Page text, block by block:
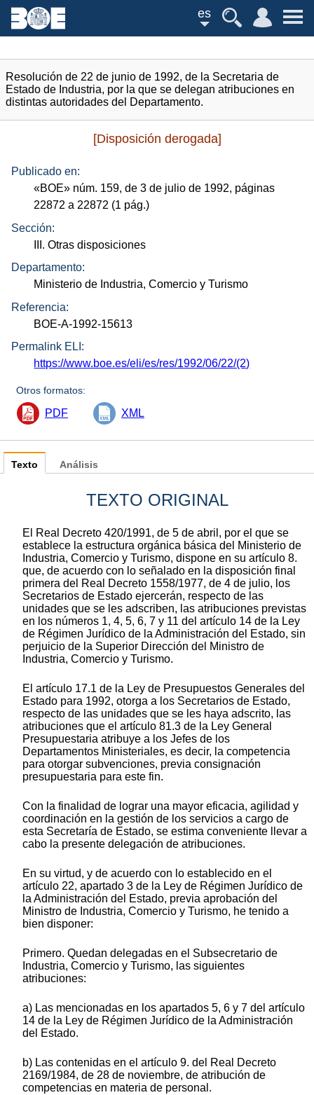
es
Resolución de 22 de junio de 1992, de la Secretaria de
Estado de Industria, por la que se delegan atribuciones en
distintas autoridades del Departamento.
[Disposición derogada]
Publicado en:
«BOE» núm. 159, de 3 de julio de 1992, páginas
22872 a 22872 (1 pág.)
Sección:
III. Otras disposiciones
Departamento:
Ministerio de Industria, Comercio y Turismo
Referencia:
BOE-A-1992-15613
Permalink ELI:
https://www.boe.es/eli/es/res/1992/06/22/(2)
Otros formatos:
PDF XML
Texto
TEXTO ORIGINAL
El Real Decreto 420/1991, de 5 de abril, por el que se
establece la estructura orgánica básica del Ministerio de
Industria, Comercio y Turismo, dispone en su artículo 8.
que, de acuerdo con lo señalado en la disposición final
primera del Real Decreto 1558/1977, de 4 de julio, los
Secretarios de Estado ejercerán, respecto de las
unidades que se les adscriben, las atribuciones previstas
en los números 1, 4, 5, 6, 7 y 11 del artículo 14 de la Ley
de Régimen Jurídico de la Administración del Estado, sin
perjuicio de la Superior Dirección del Ministro de
Industria, Comercio y Turismo.
El artículo 17.1 de la Ley de Presupuestos Generales del
Estado para 1992, otorga a los Secretarios de Estado,
respecto de las unidades que se les haya adscrito, las
atribuciones que el artículo 81.3 de la Ley General
Presupuestaria atribuye a los Jefes de los
Departamentos Ministeriales, es decir, la competencia
para otorgar subvenciones, previa consignación
presupuestaria para este fin.
Con la finalidad de lograr una mayor eficacia, agilidad y
coordinación en la gestión de los servicios a cargo de
esta Secretaría de Estado, se estima conveniente llevar a
cabo la presente delegación de atribuciones.
En su virtud, y de acuerdo con lo establecido en el
artículo 22, apartado 3 de la Ley de Régimen Jurídico de
la Administración del Estado, previa aprobación del
Ministro de Industria, Comercio y Turismo, he tenido a
bien disponer:
Primero. Quedan delegadas en el Subsecretario de
Industria, Comercio y Turismo, las siguientes
atribuciones:
a) Las mencionadas en los apartados 5, 6 y 7 del artículo
14 de la Ley de Régimen Jurídico de la Administración
del Estado.
b) Las contenidas en el artículo 9. del Real Decreto
2169/1984, de 28 de noviembre, de atribución de
competencias en materia de personal.
Análisis